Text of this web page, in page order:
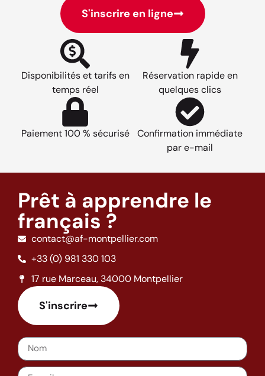
S'inscrire en ligne
Disponibilités et tarifs en
temps réel
Réservation rapide en
quelques clics
Paiement 100 % sécurisé
Confirmation immédiate
par e-mail
Prêt à apprendre le
français ?
contact@af-montpellier.com
+33 (0) 981 330 103
17 rue Marceau, 34000 Montpellier
S'inscrire